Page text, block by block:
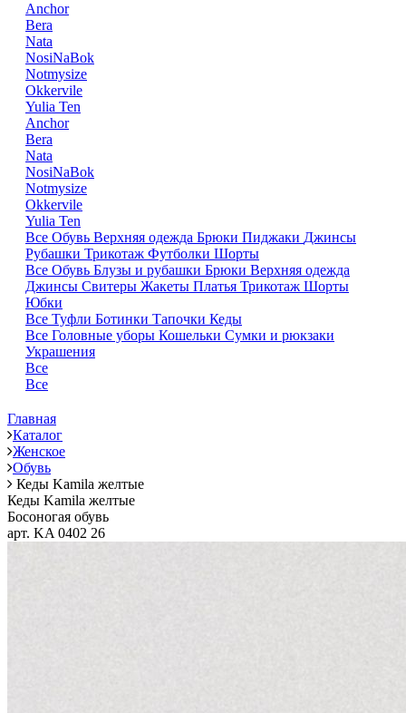
Anchor
Bera
Nata
NosiNaBok
Notmysize
Okkervile
Yulia Ten
Anchor
Bera
Nata
NosiNaBok
Notmysize
Okkervile
Yulia Ten
Все Обувь Верхняя одежда Брюки Пиджаки Джинсы
Рубашки Трикотаж Футболки Шорты
Все Обувь Блузы и рубашки Брюки Верхняя одежда
Джинсы Свитеры Жакеты Платья Трикотаж Шорты
Юбки
Все Туфли Ботинки Тапочки Кеды
Все Головные уборы Кошельки Сумки и рюкзаки
Украшения
Все
Все
Главная
Каталог
Женское
Обувь
Кеды Kamila желтые
Кеды Kamila желтые
Босоногая обувь
арт. KA 0402 26